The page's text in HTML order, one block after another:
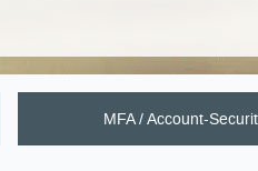
MFA / Account-